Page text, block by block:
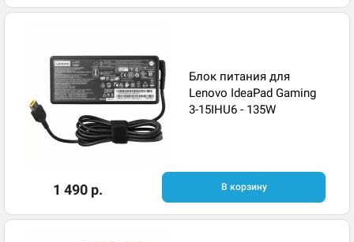
Блок питания для
Lenovo IdeaPad Gaming
3-15IHU6 - 135W
1 490 р. В корзину